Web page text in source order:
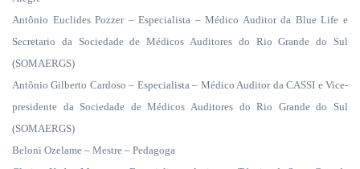
Antônio Euclides Pozzer – Especialista – Médico Auditor da Blue Life e
Secretario da Sociedade de Médicos Auditores do Rio Grande do Sul
(SOMAERGS)
Antônio Gilberto Cardoso – Especialista – Médico Auditor da CASSI e Vice-
presidente da Sociedade de Médicos Auditores do Rio Grande do Sul
(SOMAERGS)
Beloni Ozelame – Mestre – Pedagoga